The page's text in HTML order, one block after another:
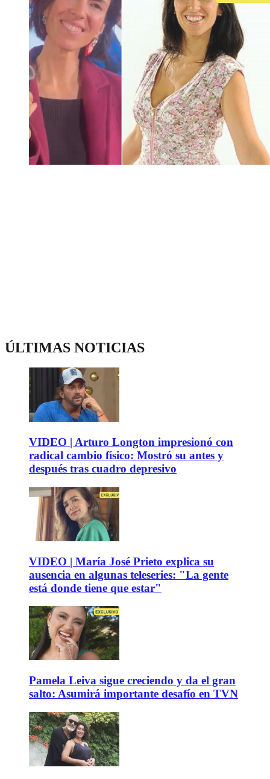
ÚLTIMAS NOTICIAS
VIDEO | Arturo Longton impresionó con
radical cambio físico: Mostró su antes y
después tras cuadro depresivo
VIDEO | María José Prieto explica su
ausencia en algunas teleseries: "La gente
está donde tiene que estar"
Pamela Leiva sigue creciendo y da el gran
salto: Asumirá importante desafío en TVN